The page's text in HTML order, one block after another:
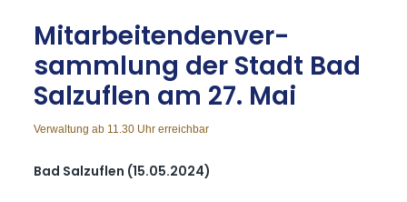
Mit­ar­bei­ten­den­ver­
samm­lung der Stadt Bad
Salz­uflen am 27. Mai
Verwaltung ab 11.30 Uhr erreichbar
Bad Salzuflen (15.05.2024)